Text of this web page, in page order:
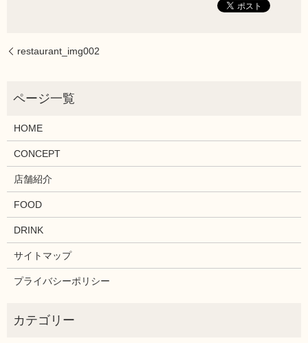
restaurant_img002
HOME
CONCEPT
店舗紹介
FOOD
DRINK
サイトマップ
プライバシーポリシー